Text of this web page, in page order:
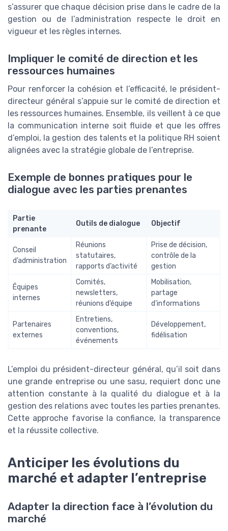
s’assurer que chaque décision prise dans le cadre de la
gestion ou de l’administration respecte le droit en
vigueur et les règles internes.
Impliquer le comité de direction et les
ressources humaines
Pour renforcer la cohésion et l’efficacité, le président-
directeur général s’appuie sur le comité de direction et
les ressources humaines. Ensemble, ils veillent à ce que
la communication interne soit fluide et que les offres
d’emploi, la gestion des talents et la politique RH soient
alignées avec la stratégie globale de l’entreprise.
Exemple de bonnes pratiques pour le
dialogue avec les parties prenantes
Partie
prenante
Outils de dialogue Objectif
Conseil
d’administration
Réunions
statutaires,
rapports d’activité
Prise de décision,
contrôle de la
gestion
Équipes
internes
Comités,
newsletters,
réunions d’équipe
Mobilisation,
partage
d’informations
Partenaires
externes
Entretiens,
conventions,
événements
Développement,
fidélisation
L’emploi du président-directeur général, qu’il soit dans
une grande entreprise ou une sasu, requiert donc une
attention constante à la qualité du dialogue et à la
gestion des relations avec toutes les parties prenantes.
Cette approche favorise la confiance, la transparence
et la réussite collective.
Anticiper les évolutions du
marché et adapter l’entreprise
Adapter la direction face à l’évolution du
marché